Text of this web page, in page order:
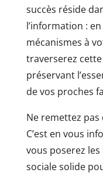
succès réside
l’information :
mécanismes à
traverserez
préservant
de vos proches
Ne remettez pas
C’est en vous
vous poserez
sociale solide